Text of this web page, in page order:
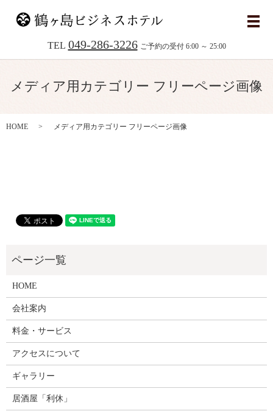
TEL 049-286-3226 ご予約の受付 6:00 ～ 25:00
メ
メディア用カテゴリー フリーページ画像
HOME メディア用カテゴリー フリーページ画像
HOME
会社案内
料金・サービス
アクセスについて
ギャラリー
居酒屋「利休」